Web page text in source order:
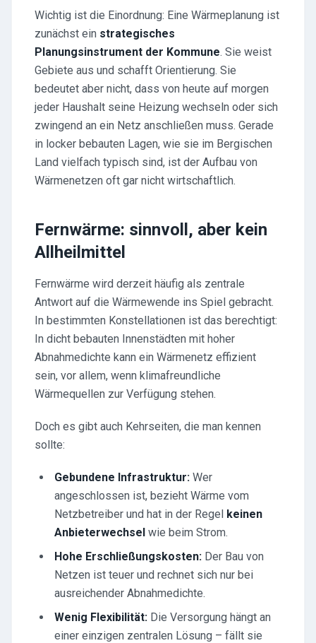
Wichtig ist die Einordnung: Eine Wärmeplanung ist
zunächst ein strategisches
Planungsinstrument der Kommune. Sie weist
Gebiete aus und schafft Orientierung. Sie
bedeutet aber nicht, dass von heute auf morgen
jeder Haushalt seine Heizung wechseln oder sich
zwingend an ein Netz anschließen muss. Gerade
in locker bebauten Lagen, wie sie im Bergischen
Land vielfach typisch sind, ist der Aufbau von
Wärmenetzen oft gar nicht wirtschaftlich.
Fernwärme: sinnvoll, aber kein
Allheilmittel
Fernwärme wird derzeit häufig als zentrale
Antwort auf die Wärmewende ins Spiel gebracht.
In bestimmten Konstellationen ist das berechtigt:
In dicht bebauten Innenstädten mit hoher
Abnahmedichte kann ein Wärmenetz effizient
sein, vor allem, wenn klimafreundliche
Wärmequellen zur Verfügung stehen.
Doch es gibt auch Kehrseiten, die man kennen
sollte:
Gebundene Infrastruktur: Wer
angeschlossen ist, bezieht Wärme vom
Netzbetreiber und hat in der Regel keinen
Anbieterwechsel wie beim Strom.
Hohe Erschließungskosten: Der Bau von
Netzen ist teuer und rechnet sich nur bei
ausreichender Abnahmedichte.
Wenig Flexibilität: Die Versorgung hängt an
einer einzigen zentralen Lösung – fällt sie